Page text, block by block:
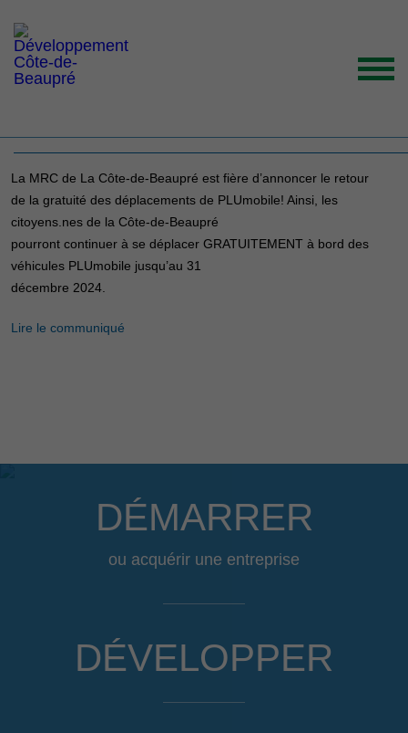
ACCUEIL
ORGANISATION
GRANDS ENJEUX
ENTREPRENEURS INSPIRANTS
NOUVELLES
NOUS JOINDRE
PLUmobile… toujours
La MRC de La Côte-de-Beaupré est fière d’annoncer le retour
de la gratuité des déplacements de PLUmobile! Ainsi, les
citoyens.nes de la Côte-de-Beaupré
pourront continuer à se déplacer GRATUITEMENT à bord des
véhicules PLUmobile jusqu’au 31
décembre 2024.
Lire le communiqué
DÉMARRER
ou acquérir une entreprise
DÉVELOPPER